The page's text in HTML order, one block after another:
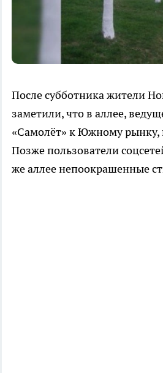
После субботника жители
заметили, что в аллее,
«Самолёт» к Южному рынку,
Позже пользователи
же аллее непоокрашенные